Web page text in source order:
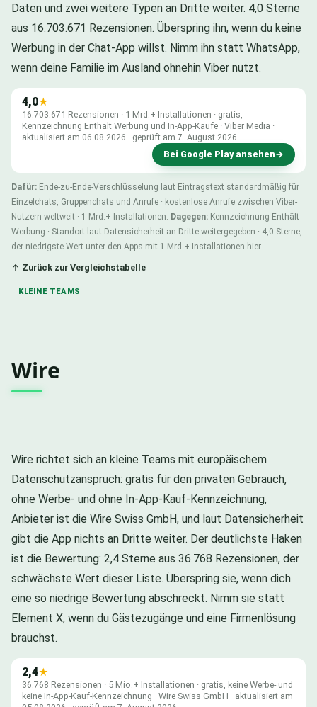
Daten und zwei weitere Typen an Dritte weiter. 4,0 Sterne
aus 16.703.671 Rezensionen. Überspring ihn, wenn du keine
Werbung in der Chat-App willst. Nimm ihn statt WhatsApp,
wenn deine Familie im Ausland ohnehin Viber nutzt.
4,0★
16.703.671 Rezensionen · 1 Mrd.+ Installationen · gratis,
Kennzeichnung Enthält Werbung und In-App-Käufe · Viber Media ·
aktualisiert am 06.08.2026 · geprüft am 7. August 2026
Bei Google Play ansehen→
Dafür: Ende-zu-Ende-Verschlüsselung laut Eintragstext standardmäßig für
Einzelchats, Gruppenchats und Anrufe · kostenlose Anrufe zwischen Viber-
Nutzern weltweit · 1 Mrd.+ Installationen. Dagegen: Kennzeichnung Enthält
Werbung · Standort laut Datensicherheit an Dritte weitergegeben · 4,0 Sterne,
der niedrigste Wert unter den Apps mit 1 Mrd.+ Installationen hier.
↑ Zurück zur Vergleichstabelle
KLEINE TEAMS
Wire
Wire richtet sich an kleine Teams mit europäischem
Datenschutzanspruch: gratis für den privaten Gebrauch,
ohne Werbe- und ohne In-App-Kauf-Kennzeichnung,
Anbieter ist die Wire Swiss GmbH, und laut Datensicherheit
gibt die App nichts an Dritte weiter. Der deutlichste Haken
ist die Bewertung: 2,4 Sterne aus 36.768 Rezensionen, der
schwächste Wert dieser Liste. Überspring sie, wenn dich
eine so niedrige Bewertung abschreckt. Nimm sie statt
Element X, wenn du Gästezugänge und eine Firmenlösung
brauchst.
2,4★
36.768 Rezensionen · 5 Mio.+ Installationen · gratis, keine Werbe- und
keine In-App-Kauf-Kennzeichnung · Wire Swiss GmbH · aktualisiert am